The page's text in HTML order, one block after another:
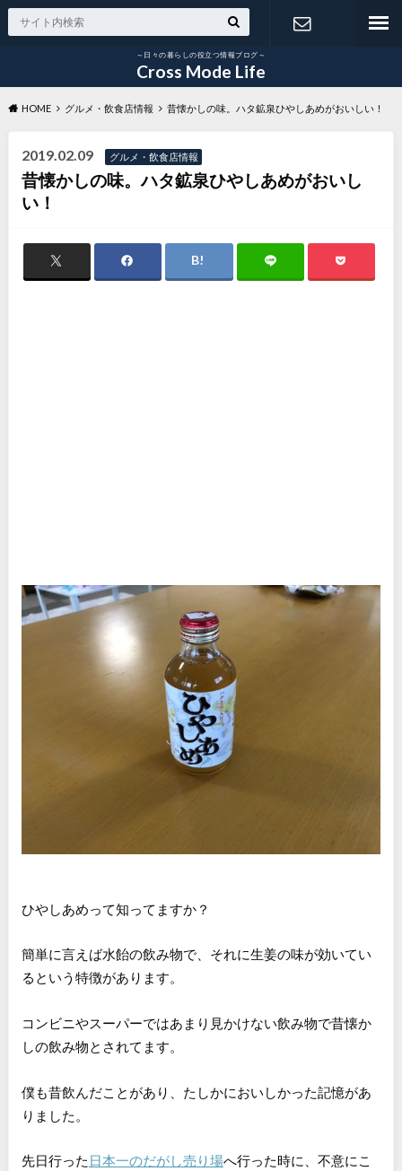
～日々の暮らしの役立つ情報ブログ～
Cross Mode Life
せ
HOME グルメ・飲食店情報 昔懐かしの味。ハタ鉱泉ひやしあめがおいしい！
2019.02.09 グルメ・飲食店情報
昔懐かしの味。ハタ鉱泉ひやしあめがおいし
い！
ひやしあめって知ってますか？
簡単に言えば水飴の飲み物で、それに生姜の味が効いてい
るという特徴があります。
コンビニやスーパーではあまり見かけない飲み物で昔懐か
しの飲み物とされてます。
僕も昔飲んだことがあり、たしかにおいしかった記憶があ
りました。
先日行った 日本一のだがし売り場へ行った時に、不意にこ